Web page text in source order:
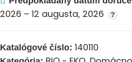
2026 – 12 augusta, 2026
Katalógové číslo: 140110